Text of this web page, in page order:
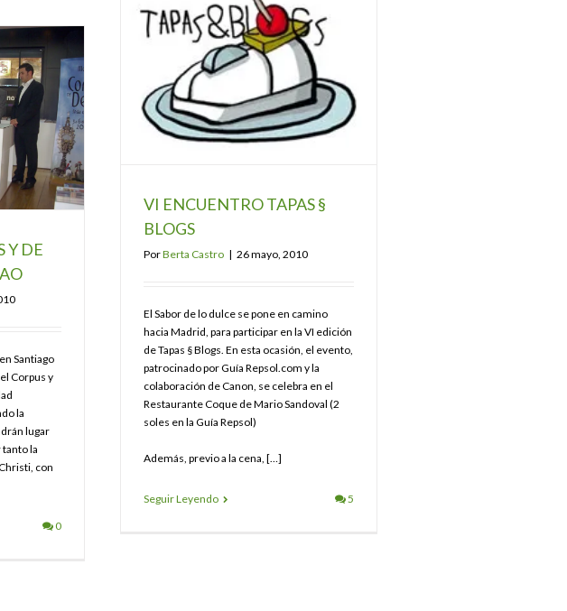
VI ENCUENTRO TAPAS §
BLOGS
PorBerta Castro | 26 mayo, 2010
El Sabor de lo dulce se pone en camino
hacia Madrid, para participar en la VI edición
de Tapas § Blogs. En esta ocasión, el evento,
patrocinado por Guía Repsol.com y la
colaboración de Canon, se celebra en el
Restaurante Coque de Mario Sandoval (2
soles en la Guía Repsol)
Además, previo a la cena, […]
Seguir Leyendo 5
Y DE
Santiago
Corpus y
la
lugar
la
con
0